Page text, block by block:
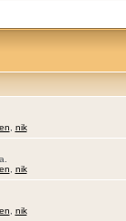
nik
nik
nik